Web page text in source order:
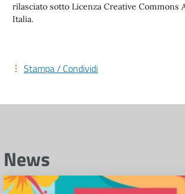
rilasciato sotto Licenza Creative Commons
Italia.
Stampa / Condividi
News